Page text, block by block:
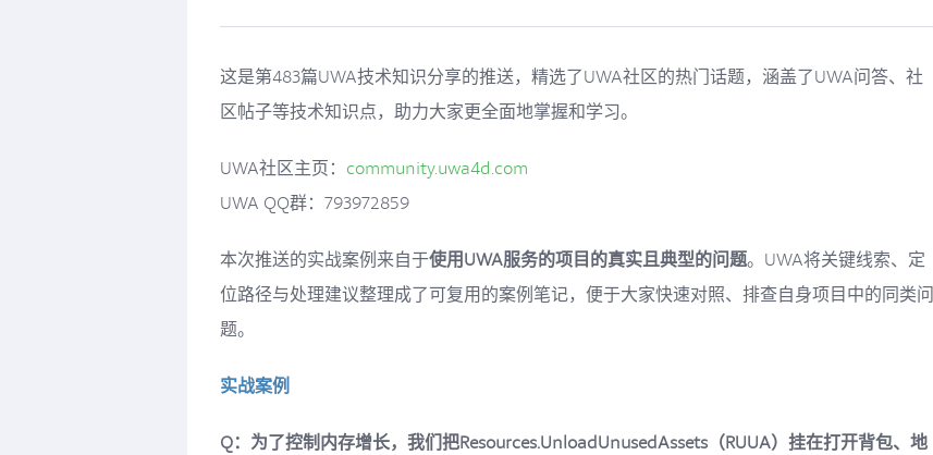
这是第483篇UWA技术知识分享的推送，精选了UWA社区的热门话题，涵盖了UWA问答、社
区帖子等技术知识点，助力大家更全面地掌握和学习。
UWA社区主页： community.uwa4d.com
UWA QQ群：793972859
本次推送的实战案例来自于使用UWA服务的项目的真实且典型的问题。UWA将关键线索、定
位路径与处理建议整理成了可复用的案例笔记，便于大家快速对照、排查自身项目中的同类问
题。
实战案例
Q：为了控制内存增长，我们把Resources.UnloadUnusedAssets（RUUA）挂在打开背包、地